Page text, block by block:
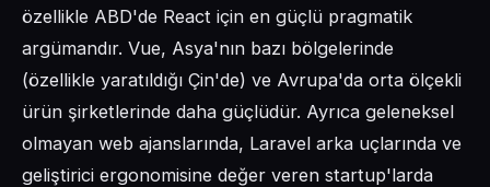
özellikle ABD'de React için en güçlü pragmatik
argümandır. Vue, Asya'nın bazı bölgelerinde
(özellikle yaratıldığı Çin'de) ve Avrupa'da orta ölçekli
ürün şirketlerinde daha güçlüdür. Ayrıca geleneksel
olmayan web ajanslarında, Laravel arka uçlarında ve
geliştirici ergonomisine değer veren startup'larda